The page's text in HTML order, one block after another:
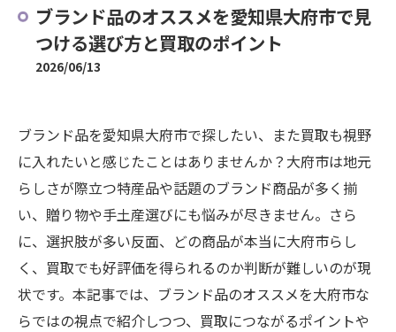
ブランド品のオススメを愛知県大府市で見
つける選び方と買取のポイント
2026/06/13
ブランド品を愛知県大府市で探したい、また買取も視野
に入れたいと感じたことはありませんか？大府市は地元
らしさが際立つ特産品や話題のブランド商品が多く揃
い、贈り物や手土産選びにも悩みが尽きません。さら
に、選択肢が多い反面、どの商品が本当に大府市らし
く、買取でも好評価を得られるのか判断が難しいのが現
状です。本記事では、ブランド品のオススメを大府市な
らではの視点で紹介しつつ、買取につながるポイントや